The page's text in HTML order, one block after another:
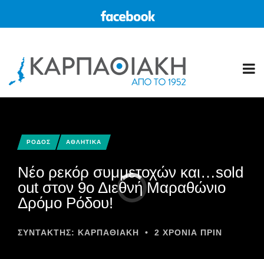
ΡΟΔΟΣ ΑΘΛΗΤΙΚΑ
Νέο ρεκόρ συμμετοχών και…sold
out στον 9ο Διεθνή Μαραθώνιο
Δρόμο Ρόδου!
ΣΥΝΤΆΚΤΗΣ: ΚΑΡΠΑΘΙΑΚΗ • 2 ΧΡΌΝΙΑ ΠΡΙΝ